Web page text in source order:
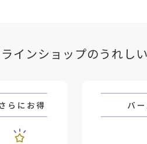
インショップのうれし